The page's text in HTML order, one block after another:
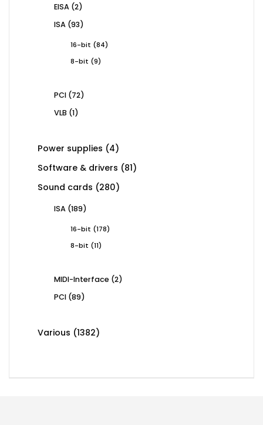
EISA 22
ISA 9393
16-bit 8484
8-bit
99
PCI 7272
VLB 11
Power supplies 44
Software & drivers 8181
Sound cards 280280
ISA 189189
16-bit 178178
8-bit
1111
MIDI-Interface 22
PCI 8989
Various 13821382